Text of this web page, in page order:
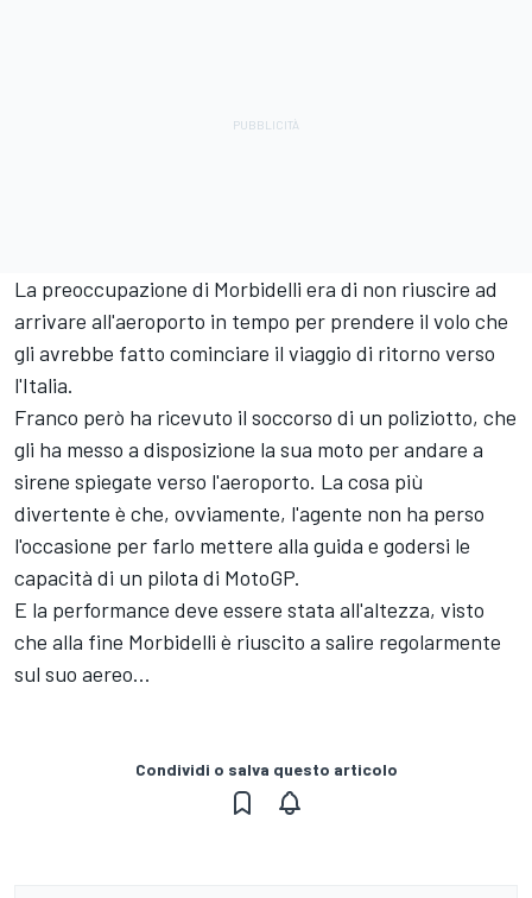
La preoccupazione di Morbidelli era di non riuscire ad
arrivare all'aeroporto in tempo per prendere il volo che
gli avrebbe fatto cominciare il viaggio di ritorno verso
l'Italia.
Franco però ha ricevuto il soccorso di un poliziotto, che
gli ha messo a disposizione la sua moto per andare a
sirene spiegate verso l'aeroporto. La cosa più
divertente è che, ovviamente, l'agente non ha perso
l'occasione per farlo mettere alla guida e godersi le
capacità di un pilota di MotoGP.
E la performance deve essere stata all'altezza, visto
che alla fine Morbidelli è riuscito a salire regolarmente
sul suo aereo...
Condividi o salva questo articolo